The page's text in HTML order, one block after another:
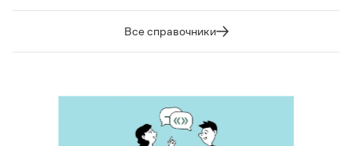
Все справочники